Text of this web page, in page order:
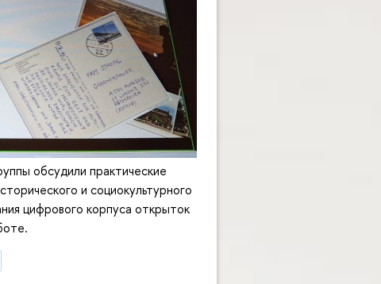
обсудили практические
и социокультурного
цифрового корпуса открыток